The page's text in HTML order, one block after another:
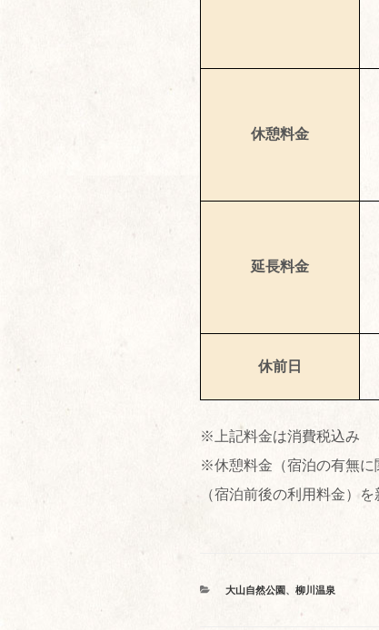
休憩料金
延長料金
休前日
※上記料金は消費税込み
※休憩料金（宿泊の有無に
（宿泊前後の利用料金）を
カ
大山自然公園、 柳川温泉